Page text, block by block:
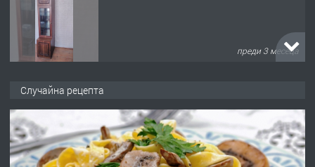
преди 3 месеца
преди 10 месеца
Случайна рецепта